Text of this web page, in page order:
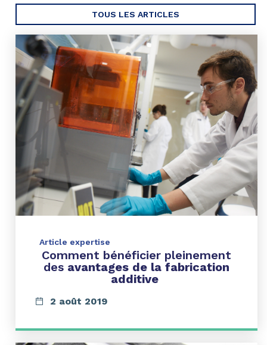
TOUS LES ARTICLES
Article expertise
Comment bénéficier pleinement
des avantages de la fabrication
additive
2 août 2019